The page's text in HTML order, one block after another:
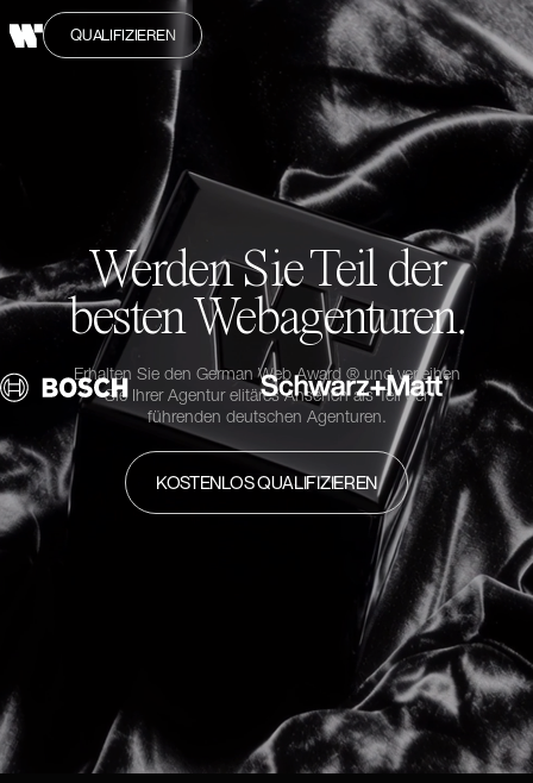
QUALIFIZIEREN
Werden Sie Teil der
besten Webagenturen.
Erhalten Sie den German Web Award ® und verleihen
Sie Ihrer Agentur elitäres Ansehen als Teil der
führenden deutschen Agenturen.
KOSTENLOS QUALIFIZIEREN